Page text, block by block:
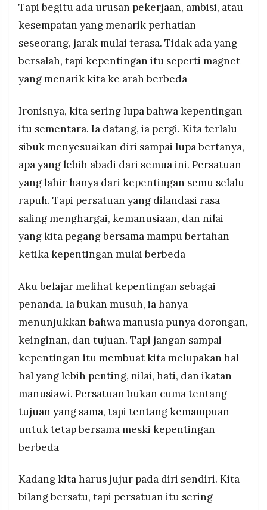
Tapi begitu ada urusan pekerjaan, ambisi, atau
kesempatan yang menarik perhatian
seseorang, jarak mulai terasa. Tidak ada yang
bersalah, tapi kepentingan itu seperti magnet
yang menarik kita ke arah berbeda
Ironisnya, kita sering lupa bahwa kepentingan
itu sementara. Ia datang, ia pergi. Kita terlalu
sibuk menyesuaikan diri sampai lupa bertanya,
apa yang lebih abadi dari semua ini. Persatuan
yang lahir hanya dari kepentingan semu selalu
rapuh. Tapi persatuan yang dilandasi rasa
saling menghargai, kemanusiaan, dan nilai
yang kita pegang bersama mampu bertahan
ketika kepentingan mulai berbeda
Aku belajar melihat kepentingan sebagai
penanda. Ia bukan musuh, ia hanya
menunjukkan bahwa manusia punya dorongan,
keinginan, dan tujuan. Tapi jangan sampai
kepentingan itu membuat kita melupakan hal-
hal yang lebih penting, nilai, hati, dan ikatan
manusiawi. Persatuan bukan cuma tentang
tujuan yang sama, tapi tentang kemampuan
untuk tetap bersama meski kepentingan
berbeda
Kadang kita harus jujur pada diri sendiri. Kita
bilang bersatu, tapi persatuan itu sering